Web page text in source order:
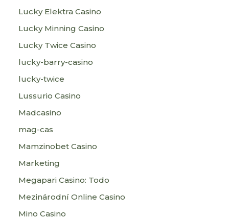
Lucky Elektra Casino
Lucky Minning Casino
Lucky Twice Casino
lucky-barry-casino
lucky-twice
Lussurio Casino
Madcasino
mag-cas
Mamzinobet Casino
Marketing
Megapari Casino: Todo
Mezinárodní Online Casino
Mino Casino